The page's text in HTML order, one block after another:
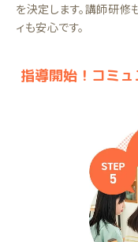
を決定します。講師研修
ィも安心です。
指導開始！コミ